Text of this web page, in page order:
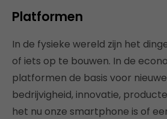
Platformen
In de fysieke wereld zijn het
of iets op te bouwen. In de
platformen de basis voor
bedrijvigheid, innovatie,
het nu onze smartphone is of